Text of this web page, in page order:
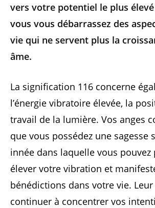
vers votre potentiel le plus
vous vous débarrassez des
vie qui ne servent plus la
âme.
La signification 116 concerne
l’énergie vibratoire élevée, la
travail de la lumière. Vos anges
que vous possédez une sagesse
innée dans laquelle vous
élever votre vibration et
bénédictions dans votre vie.
continuer à concentrer vos